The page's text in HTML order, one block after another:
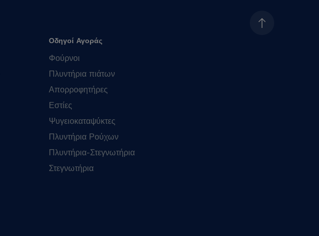
Οδηγοί Αγοράς
Φούρνοι
Πλυντήρια πιάτων
Απορροφητήρες
Εστίες
Ψυγειοκαταψύκτες
Πλυντήρια Ρούχων
Πλυντήρια-Στεγνωτήρια
Στεγνωτήρια